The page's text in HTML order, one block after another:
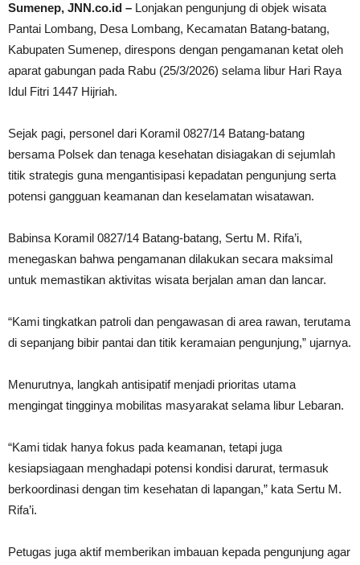
Sumenep, JNN.co.id – Lonjakan pengunjung di objek wisata
Pantai Lombang, Desa Lombang, Kecamatan Batang-batang,
Kabupaten Sumenep, direspons dengan pengamanan ketat oleh
aparat gabungan pada Rabu (25/3/2026) selama libur Hari Raya
Idul Fitri 1447 Hijriah.
Sejak pagi, personel dari Koramil 0827/14 Batang-batang
bersama Polsek dan tenaga kesehatan disiagakan di sejumlah
titik strategis guna mengantisipasi kepadatan pengunjung serta
potensi gangguan keamanan dan keselamatan wisatawan.
Babinsa Koramil 0827/14 Batang-batang, Sertu M. Rifa’i,
menegaskan bahwa pengamanan dilakukan secara maksimal
untuk memastikan aktivitas wisata berjalan aman dan lancar.
“Kami tingkatkan patroli dan pengawasan di area rawan, terutama
di sepanjang bibir pantai dan titik keramaian pengunjung,” ujarnya.
Menurutnya, langkah antisipatif menjadi prioritas utama
mengingat tingginya mobilitas masyarakat selama libur Lebaran.
“Kami tidak hanya fokus pada keamanan, tetapi juga
kesiapsiagaan menghadapi potensi kondisi darurat, termasuk
berkoordinasi dengan tim kesehatan di lapangan,” kata Sertu M.
Rifa’i.
Petugas juga aktif memberikan imbauan kepada pengunjung agar